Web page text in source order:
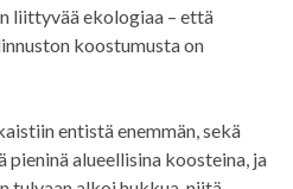
liittyvää ekologiaa – että
koostumusta on
entistä enemmän, sekä
alueellisina koosteina, ja